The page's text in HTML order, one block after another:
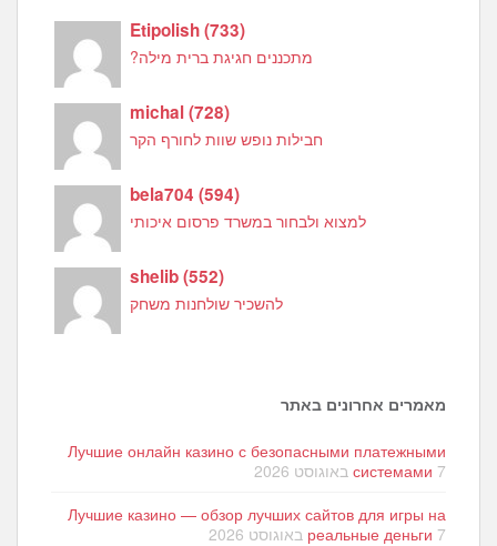
Etipolish(733)
מתכננים חגיגת ברית מילה?
michal(728)
חבילות נופש שוות לחורף הקר
bela704(594)
למצוא ולבחור במשרד פרסום איכותי
shelib(552)
להשכיר שולחנות משחק
מאמרים אחרונים באתר
Лучшие онлайн казино с безопасными платежными
системами 7 באוגוסט 2026
Лучшие казино — обзор лучших сайтов для игры на
реальные деньги 7 באוגוסט 2026